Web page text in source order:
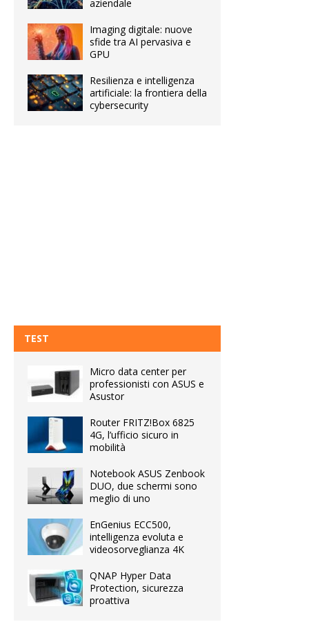
aziendale
Imaging digitale: nuove
sfide tra AI pervasiva e
GPU
Resilienza e intelligenza
artificiale: la frontiera della
cybersecurity
TEST
Micro data center per
professionisti con ASUS e
Asustor
Router FRITZ!Box 6825
4G, l’ufficio sicuro in
mobilità
Notebook ASUS Zenbook
DUO, due schermi sono
meglio di uno
EnGenius ECC500,
intelligenza evoluta e
videosorveglianza 4K
QNAP Hyper Data
Protection, sicurezza
proattiva